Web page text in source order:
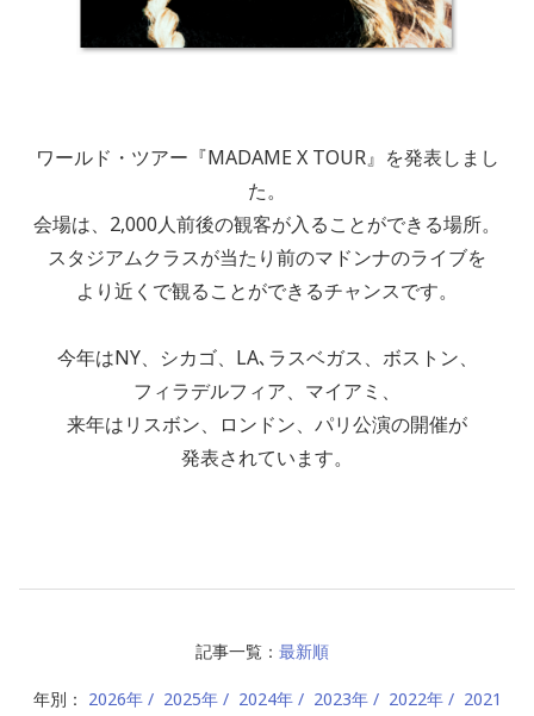
ワールド・ツアー『MADAME X TOUR』を発表しまし
た。
会場は、2,000人前後の観客が入ることができる場所。
スタジアムクラスが当たり前のマドンナのライブを
より近くで観ることができるチャンスです。
今年はNY、シカゴ、LA､ラスベガス、ボストン、
フィラデルフィア、マイアミ、
来年はリスボン、ロンドン、パリ公演の開催が
発表されています。
記事一覧： 最新順
年別： 2026年 2025年 2024年 2023年 2022年 2021